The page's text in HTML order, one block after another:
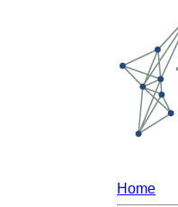
Home